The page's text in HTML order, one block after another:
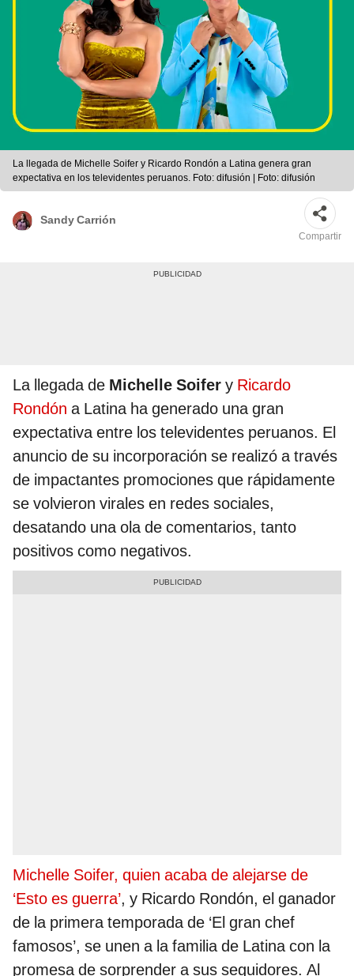
La llegada de Michelle Soifer y Ricardo Rondón a Latina genera gran
expectativa en los televidentes peruanos. Foto: difusión | Foto: difusión
Sandy Carrión
Compartir
La llegada de Michelle Soifer y Ricardo
Rondón a Latina ha generado una gran
expectativa entre los televidentes peruanos. El
anuncio de su incorporación se realizó a través
de impactantes promociones que rápidamente
se volvieron virales en redes sociales,
desatando una ola de comentarios, tanto
positivos como negativos.
Michelle Soifer, quien acaba de alejarse de
‘Esto es guerra’, y Ricardo Rondón, el ganador
de la primera temporada de ‘El gran chef
famosos’, se unen a la familia de Latina con la
promesa de sorprender a sus seguidores. Al